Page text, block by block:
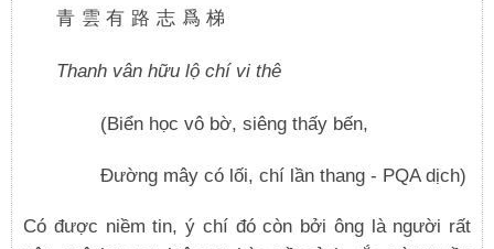
青雲有路志爲梯
Thanh vân hữu lộ chí vi thê
(Biển học vô bờ, siêng thấy bến,
Đường mây có lối, chí lần thang - PQA dịch)
Có được niềm tin, ý chí đó còn bởi ông là người rất